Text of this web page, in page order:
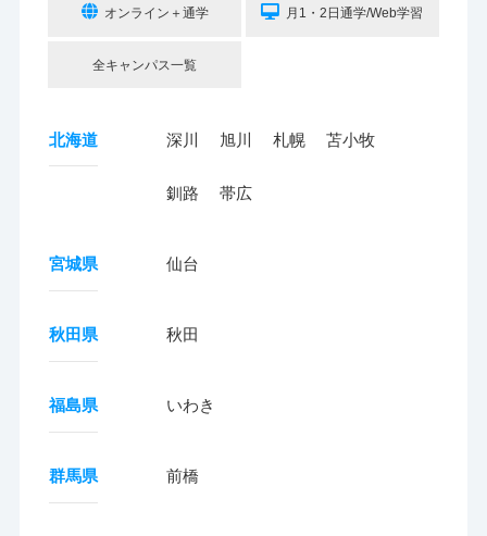
オンライン＋通学 月1・2日通学/Web学習
全キャンパス一覧
北海道 深川 旭川 札幌 苫小牧
釧路 帯広
宮城県 仙台
秋田県 秋田
福島県 いわき
群馬県 前橋